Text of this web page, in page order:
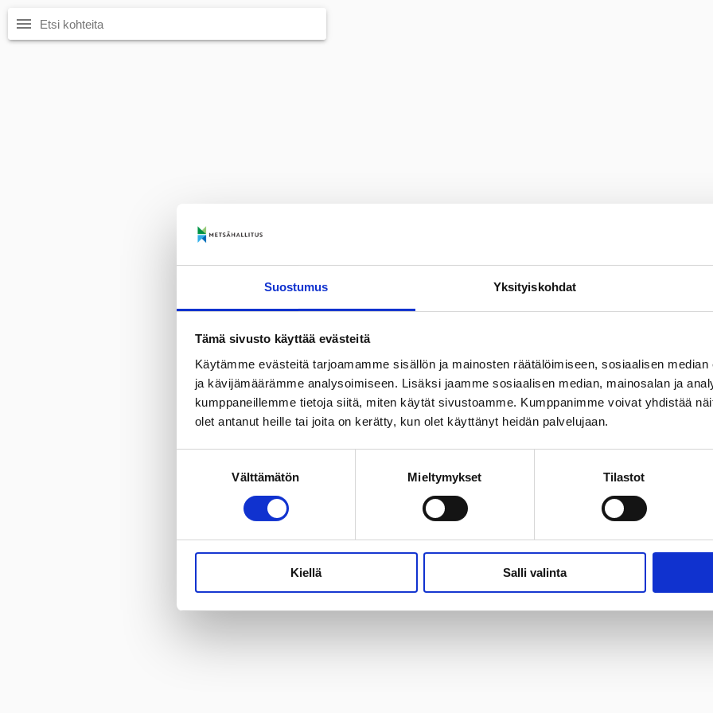
Suostumus Yksityiskohdat
Tämä sivusto käyttää evästeitä
Käytämme evästeitä tarjoamamme sisällön ja mainosten räätälöimiseen, sosiaalisen
ja kävijämäärämme analysoimiseen. Lisäksi jaamme sosiaalisen median, mainosalan ja
kumppaneillemme tietoja siitä, miten käytät sivustoamme. Kumppanimme voivat yhdistää
olet antanut heille tai joita on kerätty, kun olet käyttänyt heidän palvelujaan.
Välttämätön Mieltymykset Tilastot
Kiellä Salli valinta
menu